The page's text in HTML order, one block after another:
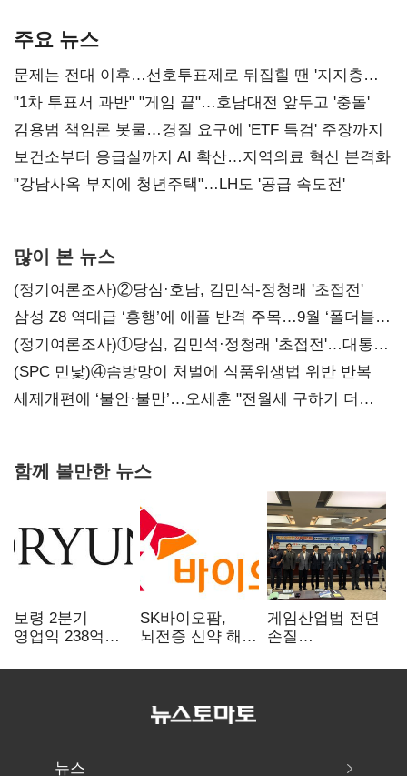
주요 뉴스
문제는 전대 이후…선호투표제로 뒤집힐 땐 '지지층
불복'
"1차 투표서 과반" "게임 끝"…호남대전 앞두고 '충돌'
김용범 책임론 봇물…경질 요구에 'ETF 특검' 주장까지
보건소부터 응급실까지 AI 확산…지역의료 혁신 본격화
"강남사옥 부지에 청년주택"…LH도 '공급 속도전'
많이 본 뉴스
(정기여론조사)②당심·호남, 김민석-정청래 '초접전'
삼성 Z8 역대급 ‘흥행’에 애플 반격 주목…9월 ‘폴더블
대전’
(정기여론조사)①당심, 김민석·정청래 '초접전'…대통령
지지도 '50% 아래로'(종합)
(SPC 민낯)④솜방망이 처벌에 식품위생법 위반 반복
세제개편에 ‘불안·불만’…오세훈 "전월세 구하기 더
함께 볼만한 뉴스
보령 2분기
영업익 238억…
SK바이오팜,
뇌전증 신약 해외
차세대 신약 개발
게임산업법 전면
손질
규제 걷고
뉴스